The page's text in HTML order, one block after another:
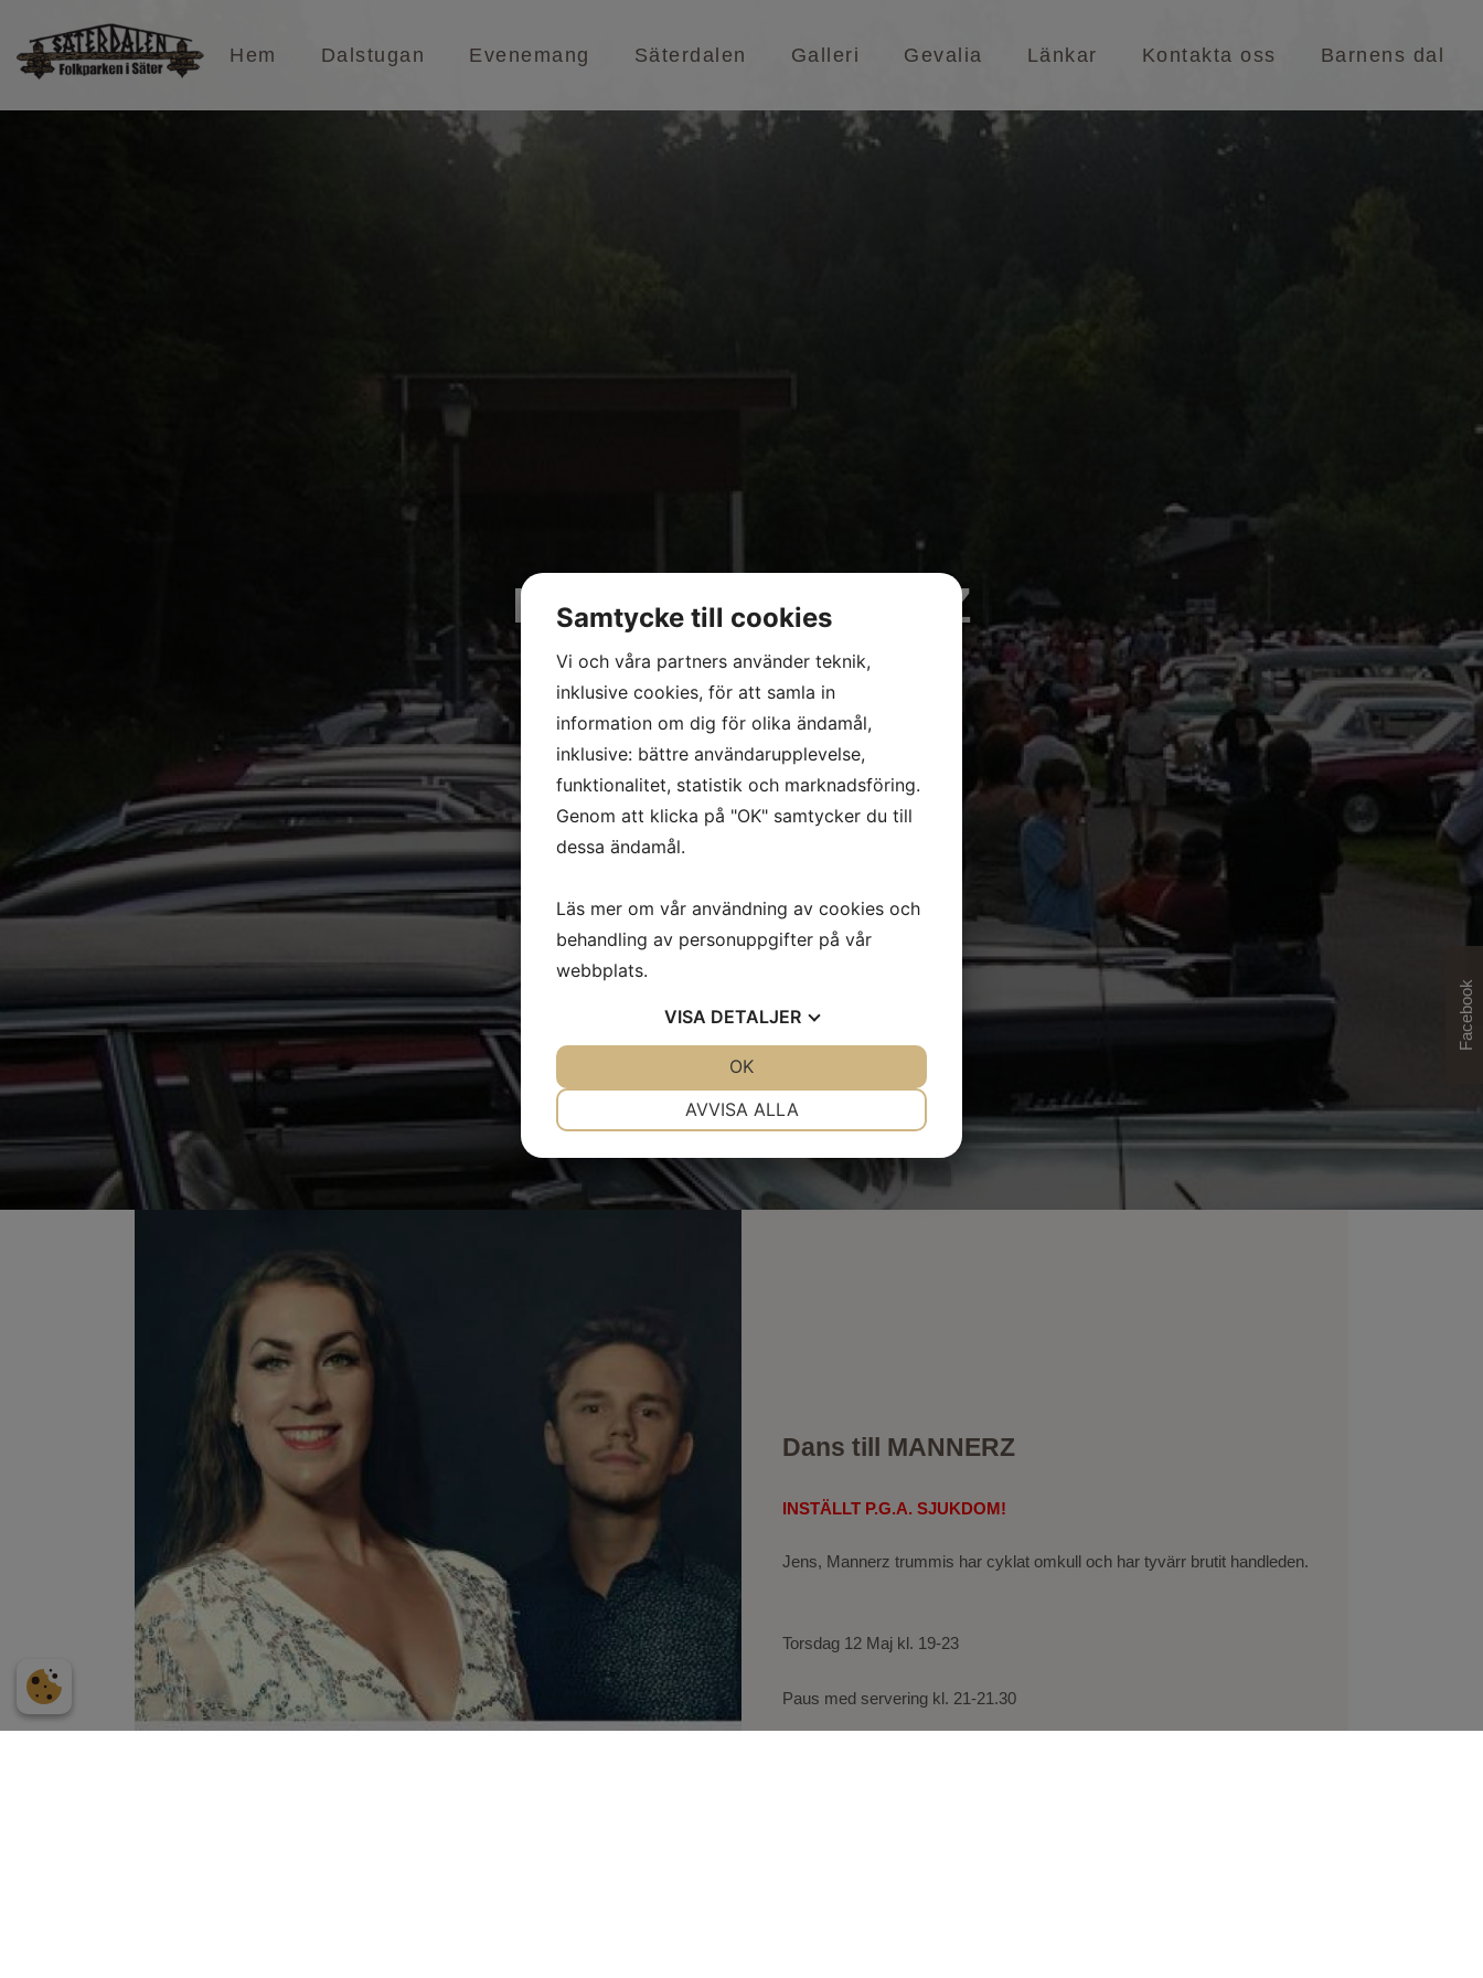
Hem Dalstugan Evenemang Säterdalen Galleri Gevalia Länkar Kontakta oss Barnens dal
Facebook
Dans till MANNERZ
Dans till MANNERZ
INSTÄLLT P.G.A. SJUKDOM!
Jens, Mannerz trummis har cyklat omkull och har tyvärr brutit handleden.
Torsdag 12 Maj kl. 19-23
Paus med servering kl. 21-21.30
Samtycke till cookies
Vi och våra partners använder teknik,
inklusive cookies, för att samla in
information om dig för olika ändamål,
inklusive: bättre användarupplevelse,
funktionalitet, statistik och marknadsföring.
Genom att klicka på "OK" samtycker du till
dessa ändamål.
Läs mer om vår användning av cookies och
behandling av personuppgifter på vår
webbplats.
VISA DETALJER
MARKNADSFÖRING STATISTIK
AVVISA ALLA
OK